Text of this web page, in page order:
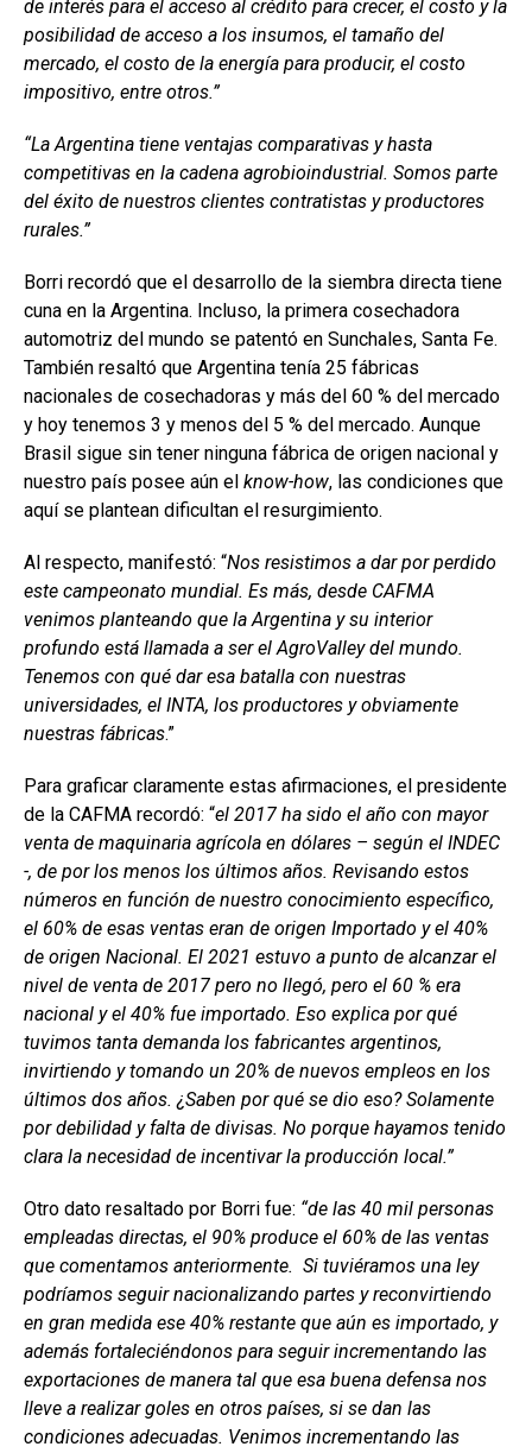
de interés para el acceso al crédito para crecer, el costo y la
posibilidad de acceso a los insumos, el tamaño del
mercado, el costo de la energía para producir, el costo
impositivo, entre otros.”
“La Argentina tiene ventajas comparativas y hasta
competitivas en la cadena agrobioindustrial. Somos parte
del éxito de nuestros clientes contratistas y productores
rurales.”
Borri recordó que el desarrollo de la siembra directa tiene
cuna en la Argentina. Incluso, la primera cosechadora
automotriz del mundo se patentó en Sunchales, Santa Fe.
También resaltó que Argentina tenía 25 fábricas
nacionales de cosechadoras y más del 60 % del mercado
y hoy tenemos 3 y menos del 5 % del mercado. Aunque
Brasil sigue sin tener ninguna fábrica de origen nacional y
nuestro país posee aún el know-how, las condiciones que
aquí se plantean dificultan el resurgimiento.
Al respecto, manifestó: “Nos resistimos a dar por perdido
este campeonato mundial. Es más, desde CAFMA
venimos planteando que la Argentina y su interior
profundo está llamada a ser el AgroValley del mundo.
Tenemos con qué dar esa batalla con nuestras
universidades, el INTA, los productores y obviamente
nuestras fábricas.”
Para graficar claramente estas afirmaciones, el presidente
de la CAFMA recordó: “el 2017 ha sido el año con mayor
venta de maquinaria agrícola en dólares – según el INDEC
-, de por los menos los últimos años. Revisando estos
números en función de nuestro conocimiento específico,
el 60% de esas ventas eran de origen Importado y el 40%
de origen Nacional. El 2021 estuvo a punto de alcanzar el
nivel de venta de 2017 pero no llegó, pero el 60 % era
nacional y el 40% fue importado. Eso explica por qué
tuvimos tanta demanda los fabricantes argentinos,
invirtiendo y tomando un 20% de nuevos empleos en los
últimos dos años. ¿Saben por qué se dio eso? Solamente
por debilidad y falta de divisas. No porque hayamos tenido
clara la necesidad de incentivar la producción local.”
Otro dato resaltado por Borri fue: “de las 40 mil personas
empleadas directas, el 90% produce el 60% de las ventas
que comentamos anteriormente. Si tuviéramos una ley
podríamos seguir nacionalizando partes y reconvirtiendo
en gran medida ese 40% restante que aún es importado, y
además fortaleciéndonos para seguir incrementando las
exportaciones de manera tal que esa buena defensa nos
lleve a realizar goles en otros países, si se dan las
condiciones adecuadas. Venimos incrementando las